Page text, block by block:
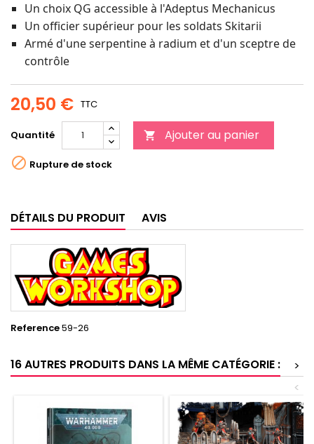
Un choix QG accessible à l'Adeptus Mechanicus
Un officier supérieur pour les soldats Skitarii
Armé d'une serpentine à radium et d'un sceptre de
contrôle
20,50 € TTC
Quantité  Ajouter au panier
 Rupture de stock
DÉTAILS DU PRODUIT AVIS
Reference59-26
16 AUTRES PRODUITS DANS LA MÊME CATÉGORIE :
>
<